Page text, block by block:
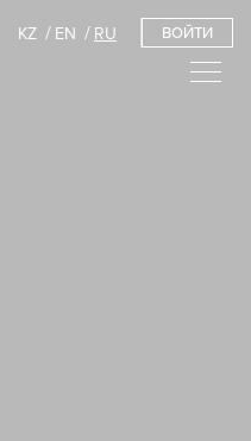
KZ EN RU ВОЙТИ